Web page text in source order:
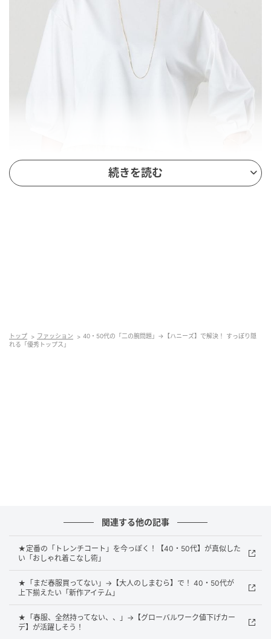
わりのカバー役を担ってくれるこちらのトップス。裾
続きを読む
トップ ファッション
40・50代の「二の腕問題」→【ハニーズ】で解決！ すっぽり隠
れる「優秀トップス」
関連する他の記事
★定番の「トレンチコート」を今っぽく！【40・50代】が真似した
い「おしゃれ着こなし術」
★「まだ春服買ってない」→【大人のしまむら】で！ 40・50代が
上下揃えたい「新作アイテム」
★「春服、全然持ってない、、」→【グローバルワーク値下げカー
デ】が活躍しそう！